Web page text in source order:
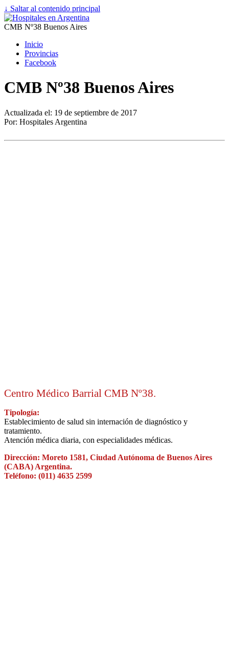
↓ Saltar al contenido principal
CMB Nº38 Buenos Aires
Inicio
Provincias
Facebook
CMB Nº38 Buenos Aires
Actualizada el: 19 de septiembre de 2017
Por: Hospitales Argentina
Centro Médico Barrial CMB Nº38.
Tipología:
Establecimiento de salud sin internación de diagnóstico y
tratamiento.
Atención médica diaria, con especialidades médicas.
Dirección: Moreto 1581, Ciudad Autónoma de Buenos Aires
(CABA) Argentina.
Teléfono: (011) 4635 2599